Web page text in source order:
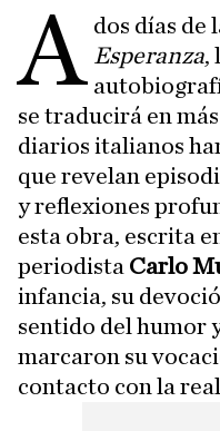
A dos días de
Esperanza,
se traducirá en
diarios italianos
que revelan
y reflexiones
esta obra, escrita
periodista Carlo
infancia, su
sentido del humor
marcaron su
contacto con la